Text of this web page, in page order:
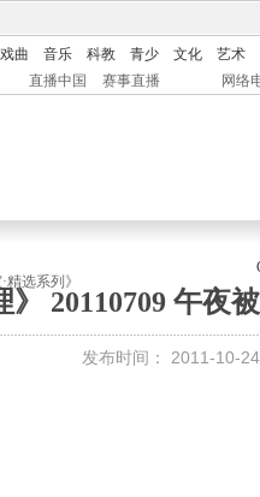
戏曲 音乐 科教 青少 文化
艺术
直播中国 赛事直播 网络
精选系列》
》 20110709 午夜
发布时间： 2011-10-